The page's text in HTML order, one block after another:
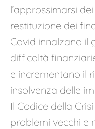
l’approssimarsi
restituzione dei
Covid innalzano il
difficoltà
e incrementano il
insolvenza delle
Il Codice della
problemi vecchi e